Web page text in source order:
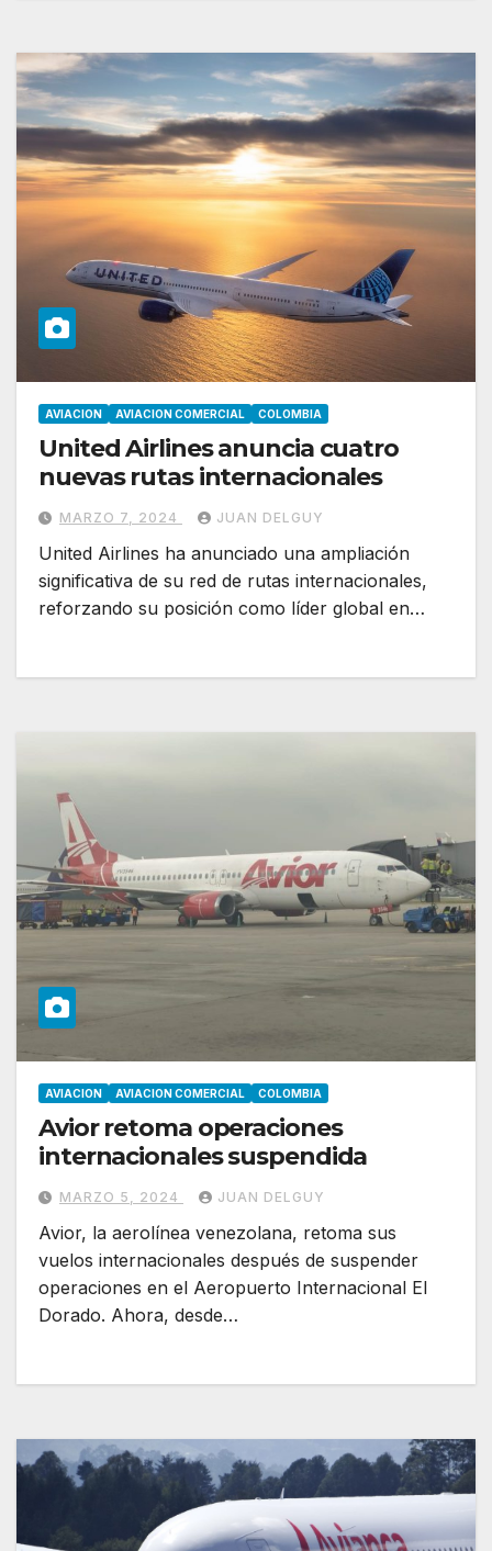
AVIACION AVIACION COMERCIAL COLOMBIA
United Airlines anuncia cuatro
nuevas rutas internacionales
MARZO 7, 2024 JUAN DELGUY
United Airlines ha anunciado una ampliación
significativa de su red de rutas internacionales,
reforzando su posición como líder global en…
AVIACION AVIACION COMERCIAL COLOMBIA
Avior retoma operaciones
internacionales suspendida
MARZO 5, 2024 JUAN DELGUY
Avior, la aerolínea venezolana, retoma sus
vuelos internacionales después de suspender
operaciones en el Aeropuerto Internacional El
Dorado. Ahora, desde…